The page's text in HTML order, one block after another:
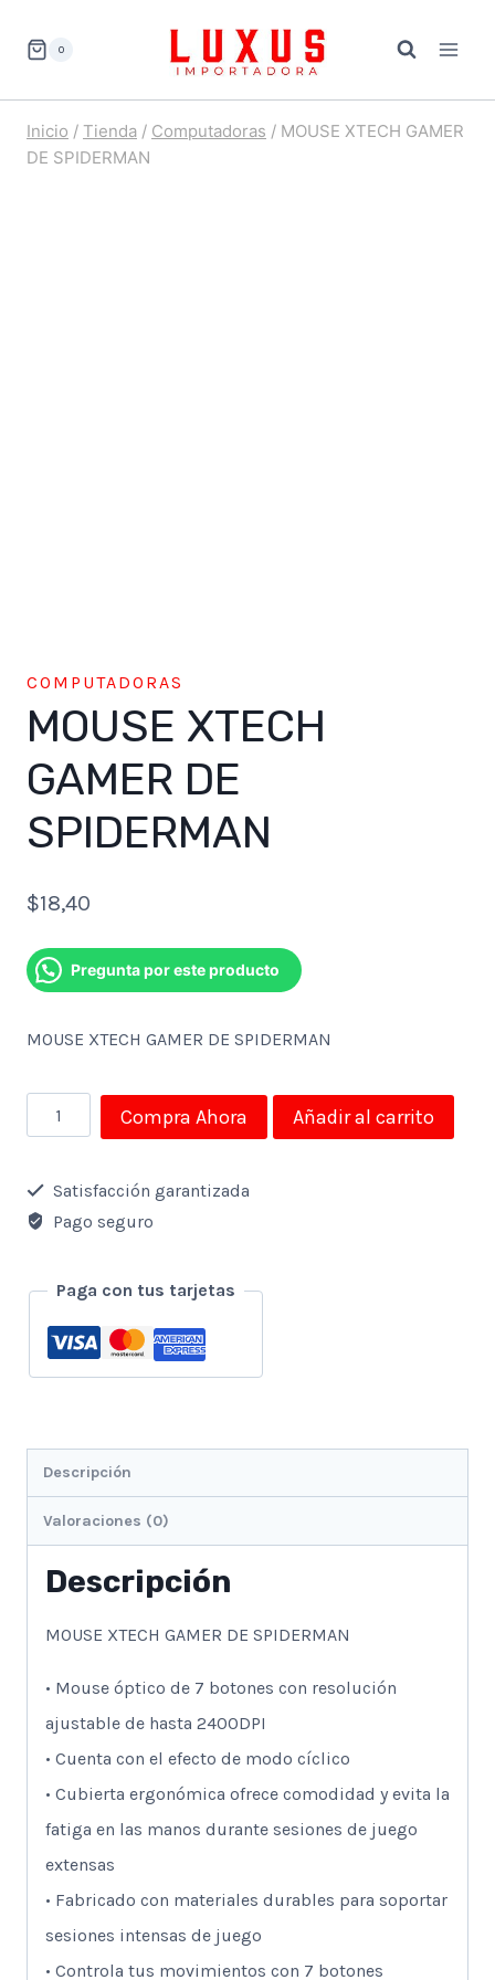
0
Inicio / Tienda / Computadoras / MOUSE XTECH GAMER
DE SPIDERMAN
COMPUTADORAS
MOUSE XTECH
GAMER DE
SPIDERMAN
$18,40
Pregunta por este producto
MOUSE XTECH GAMER DE SPIDERMAN
MOUSE
XTECH
GAMER
DE
cantidad
Compra Ahora Añadir al carrito
Satisfacción garantizada
Pago seguro
Paga con tus tarjetas
Descripción
Valoraciones (0)
Descripción
MOUSE XTECH GAMER DE SPIDERMAN
• Mouse óptico de 7 botones con resolución
ajustable de hasta 2400DPI
• Cuenta con el efecto de modo cíclico
• Cubierta ergonómica ofrece comodidad y evita la
fatiga en las manos durante sesiones de juego
extensas
• Fabricado con materiales durables para soportar
sesiones intensas de juego
• Controla tus movimientos con 7 botones